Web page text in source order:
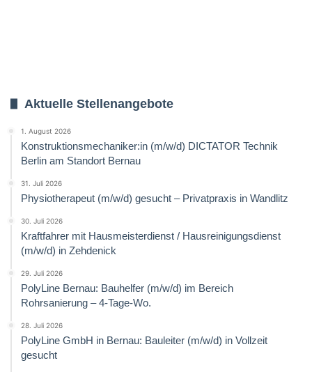
Aktuelle Stellenangebote
1. August 2026
Konstruktionsmechaniker:in (m/w/d) DICTATOR Technik
Berlin am Standort Bernau
31. Juli 2026
Physiotherapeut (m/w/d) gesucht – Privatpraxis in Wandlitz
30. Juli 2026
Kraftfahrer mit Hausmeisterdienst / Hausreinigungsdienst
(m/w/d) in Zehdenick
29. Juli 2026
PolyLine Bernau: Bauhelfer (m/w/d) im Bereich
Rohrsanierung – 4-Tage-Wo.
28. Juli 2026
PolyLine GmbH in Bernau: Bauleiter (m/w/d) in Vollzeit
gesucht